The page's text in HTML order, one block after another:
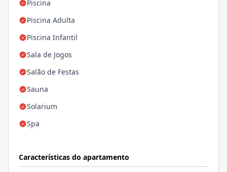
Piscina
Piscina Adulta
Piscina Infantil
Sala de Jogos
Salão de Festas
Sauna
Solarium
Spa
Características do apartamento